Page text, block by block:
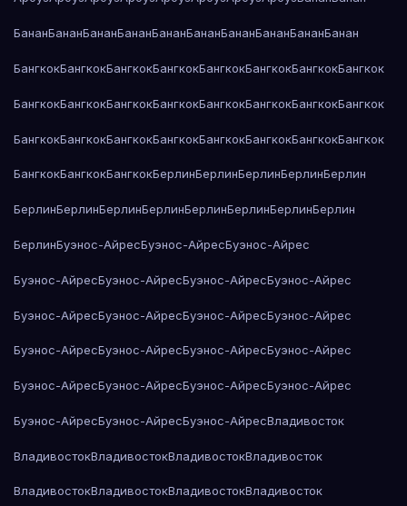
БананБананБананБананБананБананБананБананБананБанан
БангкокБангкокБангкокБангкокБангкокБангкокБангкокБангкок
БангкокБангкокБангкокБангкокБангкокБангкокБангкокБангкок
БангкокБангкокБангкокБангкокБангкокБангкокБангкокБангкок
БангкокБангкокБангкокБерлинБерлинБерлинБерлинБерлин
БерлинБерлинБерлинБерлинБерлинБерлинБерлинБерлин
БерлинБуэнос-АйресБуэнос-АйресБуэнос-Айрес
Буэнос-АйресБуэнос-АйресБуэнос-АйресБуэнос-Айрес
Буэнос-АйресБуэнос-АйресБуэнос-АйресБуэнос-Айрес
Буэнос-АйресБуэнос-АйресБуэнос-АйресБуэнос-Айрес
Буэнос-АйресБуэнос-АйресБуэнос-АйресБуэнос-Айрес
Буэнос-АйресБуэнос-АйресБуэнос-АйресВладивосток
ВладивостокВладивостокВладивостокВладивосток
ВладивостокВладивостокВладивостокВладивосток